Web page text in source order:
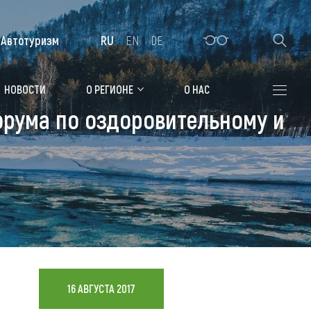
Алтайская зимовка
Где остановиться
Санатории
Гостиницы, отели
Коттеджи, базы
Сельские усадьбы
Мотели, придорожные отели
НОВОСТИ О РЕГИОНЕ О НАС
Автотуризм RU EN DE
по оздоровительному и
16 АВГУСТА 2017